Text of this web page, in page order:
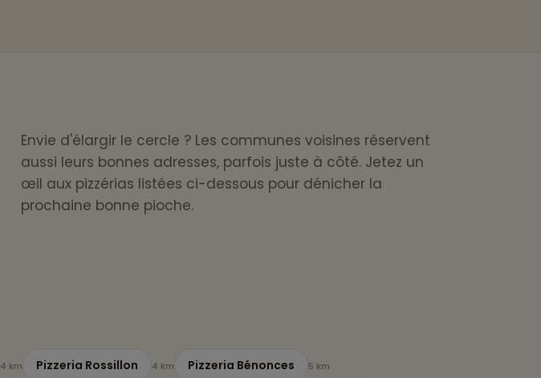
Envie d'élargir le cercle ? Les communes voisines réservent
aussi leurs bonnes adresses, parfois juste à côté. Jetez un
œil aux pizzérias listées ci-dessous pour dénicher la
prochaine bonne pioche.
4 km Pizzeria Rossillon 4 km Pizzeria Bénonces 5 km